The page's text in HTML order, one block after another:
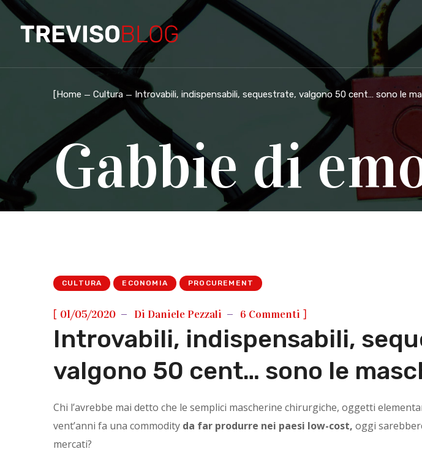
[Home Cultura Introvabili, indispensabili, sequestrate, valgono 50 cent… sono le
Gabbie di
CULTURA ECONOMIA PROCUREMENT
[ 01/05/2020 Di Daniele Pezzali 6 Commenti ]
Introvabili, indispensabili,
valgono 50 cent… sono le
Chi l’avrebbe mai detto che le semplici mascherine chirurgiche, oggetti
vent’anni fa una commodity da far produrre nei paesi low-cost, oggi
mercati?